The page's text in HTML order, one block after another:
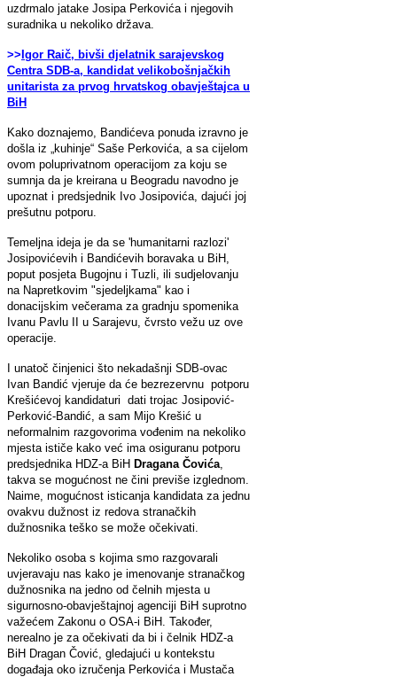
uzdrmalo jatake Josipa Perkovića i njegovih
suradnika u nekoliko država.
>>Igor Raič, bivši djelatnik sarajevskog
Centra SDB-a, kandidat velikobošnjačkih
unitarista za prvog hrvatskog obavještajca u
BiH
Kako doznajemo, Bandićeva ponuda izravno je
došla iz „kuhinje“ Saše Perkovića, a sa cijelom
ovom poluprivatnom operacijom za koju se
sumnja da je kreirana u Beogradu navodno je
upoznat i predsjednik Ivo Josipovića, dajući joj
prešutnu potporu.
Temeljna ideja je da se 'humanitarni razlozi'
Josipovićevih i Bandićevih boravaka u BiH,
poput posjeta Bugojnu i Tuzli, ili sudjelovanju
na Napretkovim "sjedeljkama" kao i
donacijskim večerama za gradnju spomenika
Ivanu Pavlu II u Sarajevu, čvrsto vežu uz ove
operacije.
I unatoč činjenici što nekadašnji SDB-ovac
Ivan Bandić vjeruje da će bezrezervnu potporu
Krešićevoj kandidaturi dati trojac Josipović-
Perković-Bandić, a sam Mijo Krešić u
neformalnim razgovorima vođenim na nekoliko
mjesta ističe kako već ima osiguranu potporu
predsjednika HDZ-a BiH Dragana Čovića
takva se mogućnost ne čini previše izglednom.
Naime, mogućnost isticanja kandidata za jednu
ovakvu dužnost iz redova stranačkih
dužnosnika teško se može očekivati.
Nekoliko osoba s kojima smo razgovarali
uvjeravaju nas kako je imenovanje stranačkog
dužnosnika na jedno od čelnih mjesta u
sigurnosno-obavještajnoj agenciji BiH suprotno
važećem Zakonu o OSA-i BiH. Također,
nerealno je za očekivati da bi i čelnik HDZ-a
BiH Dragan Čović, gledajući u kontekstu
događaja oko izručenja Perkovića i Mustača